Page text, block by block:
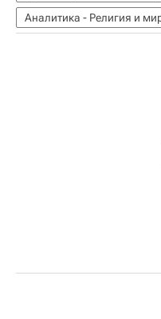
Аналитика - Религия и